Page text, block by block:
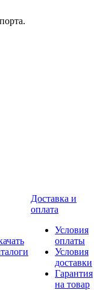
Доставка и
оплата
Условия
оплаты
Условия
доставки
Гарантия
на товар